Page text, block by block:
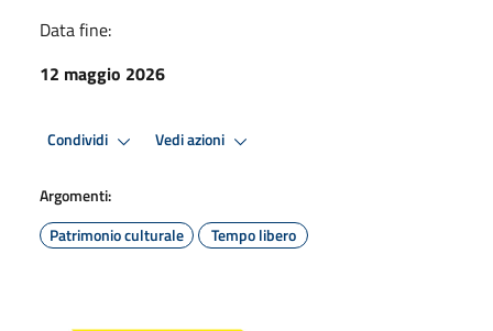
Data fine:
12 maggio 2026
Condividi Vedi azioni
Argomenti:
Patrimonio culturale
Tempo libero